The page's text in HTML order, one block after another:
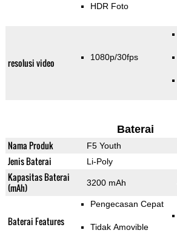
HDR Foto
resolusi video 1080p/30fps
Baterai
Nama Produk F5 Youth
Jenis Baterai Li-Poly
Kapasitas Baterai
(mAh)
3200 mAh
Baterai Features
Pengecasan Cepat
Tidak Amovible